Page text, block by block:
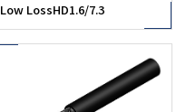
Low LossHD1.6/7.3